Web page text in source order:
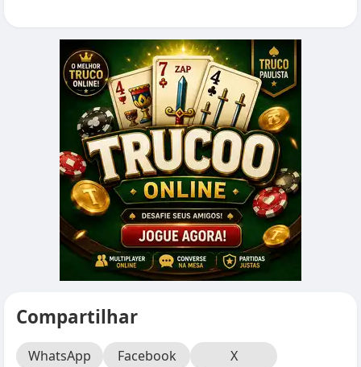
Compartilhar
WhatsApp Facebook X